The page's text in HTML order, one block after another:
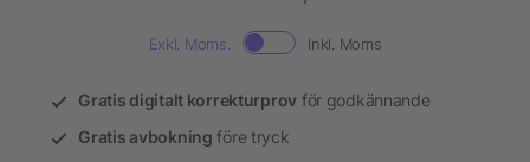
Exkl. Moms. Inkl. Moms
Gratis digitalt korrekturprov för godkännande
Gratis avbokning före tryck